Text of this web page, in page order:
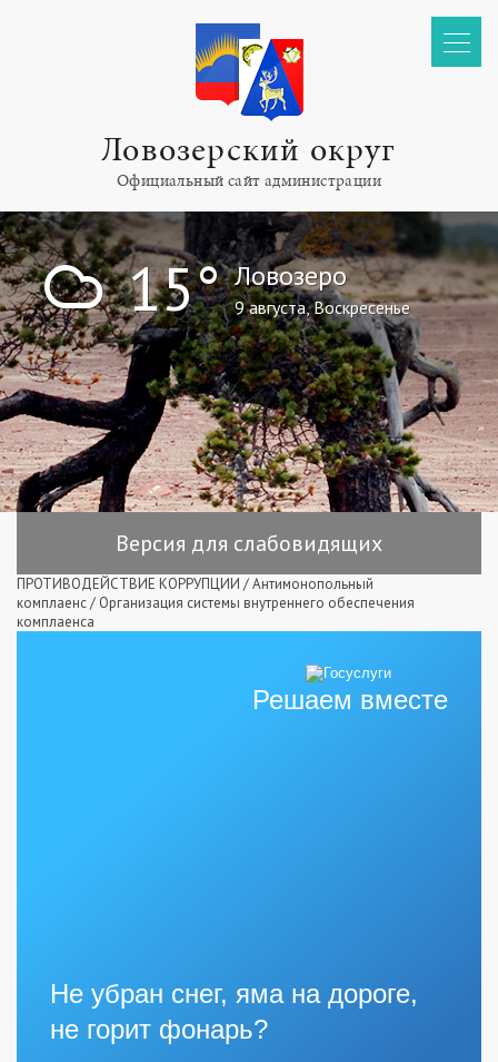
Ловозерский округ
Официальный сайт администрации
! 15° Ловозеро
9 августа, Воскресенье
Версия для слабовидящих
ПРОТИВОДЕЙСТВИЕ КОРРУПЦИИ /Антимонопольный
комплаенс/ Организация системы внутреннего обеспечения
комплаенса
Решаем вместе
Не убран снег, яма на дороге,
не горит фонарь?